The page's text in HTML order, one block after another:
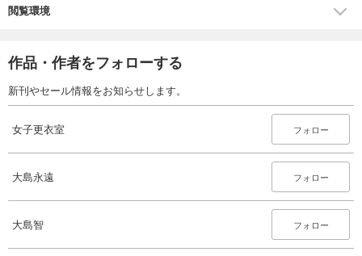
閲覧環境
作品・作者をフォローする
新刊やセール情報をお知らせします。
女子更衣室 フォロー
大島永遠 フォロー
大島智 フォロー